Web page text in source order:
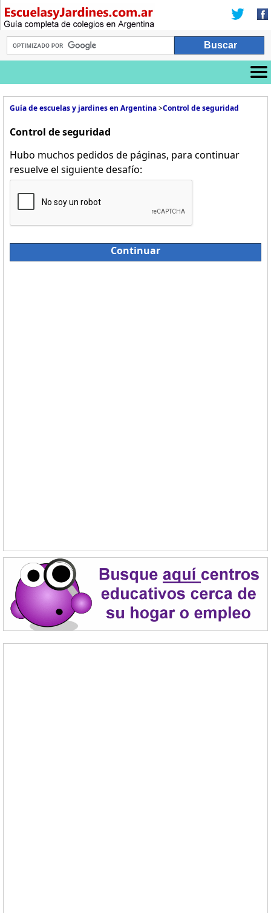
Guía de escuelas y jardines en Argentina>Control de seguridad
Control de seguridad
Hubo muchos pedidos de páginas, para continuar
resuelve el siguiente desafío:
Continuar